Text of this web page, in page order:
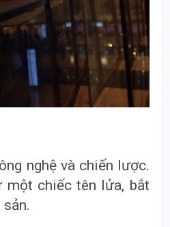
nghệ và chiến lược.
một chiếc tên lửa, bắt